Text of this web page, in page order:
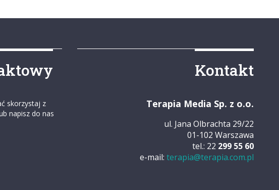
skorzystaj z
napisz do nas
Kontakt
Terapia Media Sp. z o.o.
ul. Jana Olbrachta 29/22
01-102 Warszawa
tel.: 22 299 55 60
e-mail: terapia@terapia.com.pl